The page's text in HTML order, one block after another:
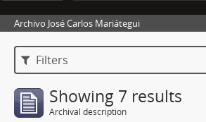
Archivo José Carlos Mariátegui
Filters
Showing 7 results
Archival description